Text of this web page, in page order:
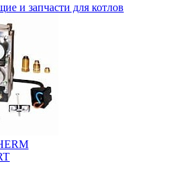
и запчасти для котлов